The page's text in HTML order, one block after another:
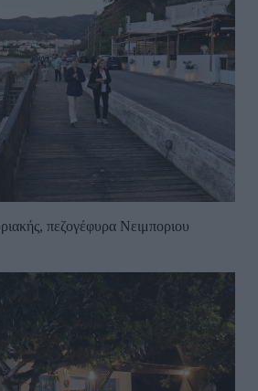
πεζογέφυρα Νειμποριου